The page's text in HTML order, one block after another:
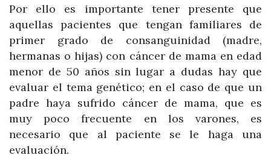
Por ello es importante tener presente que
aquellas pacientes que tengan familiares de
primer grado de consanguinidad (madre,
hermanas o hijas) con cáncer de mama en edad
menor de 50 años sin lugar a dudas hay que
evaluar el tema genético; en el caso de que un
padre haya sufrido cáncer de mama, que es
muy poco frecuente en los varones, es
necesario que al paciente se le haga una
evaluación.